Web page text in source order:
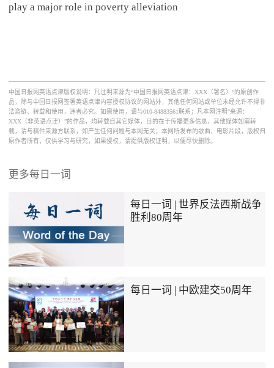
play a major role in poverty alleviation
中国日报网英语点津版权说明：凡注明来源为“中国日报网英语点津：XXX（署名）”的原创作
品，除与中国日报网签署英语点津内容授权协议的网站外，其他任何网站或单位未经允许不得非
法盗链、转载和使用，违者必究。如需使用，请与010-84883561联系；凡本网注明“来源：
XXX（非英语点津）”的作品，均转载自其它媒体，目的在于传播更多信息，其他媒体如需转
载，请与稿件来源方联系，如产生任何问题与本网无关；本网所发布的歌曲、电影片段，版权归
原作者所有，仅供学习与研究，如果侵权，请提供版权证明，以便尽快删除。
更多每日一词
每日一词 | 世界反法西斯战争
胜利80周年
每日一词 | 中欧建交50周年